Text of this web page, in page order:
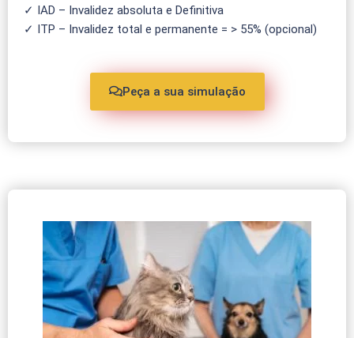
✓ IAD – Invalidez absoluta e Definitiva
✓ ITP – Invalidez total e permanente = > 55% (opcional)
Peça a sua simulação